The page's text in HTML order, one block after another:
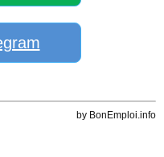
by BonEmploi.info